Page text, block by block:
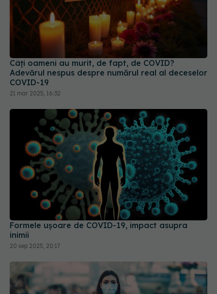
Câți oameni au murit, de fapt, de COVID?
Adevărul nespus despre numărul real al deceselor
COVID-19
21 mar 2025, 16:32
Formele ușoare de COVID-19, impact asupra
inimii
20 sep 2025, 20:17